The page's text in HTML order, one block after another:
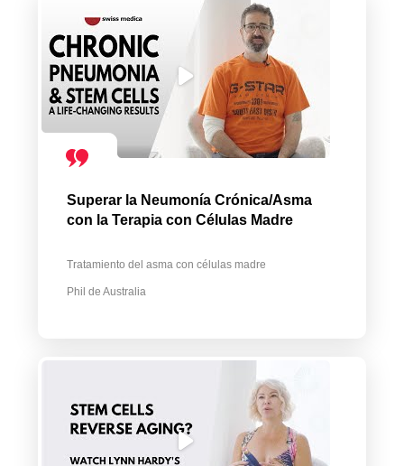
Superar la Neumonía Crónica/Asma
con la Terapia con Células Madre
Tratamiento del asma con células madre
Phil de Australia